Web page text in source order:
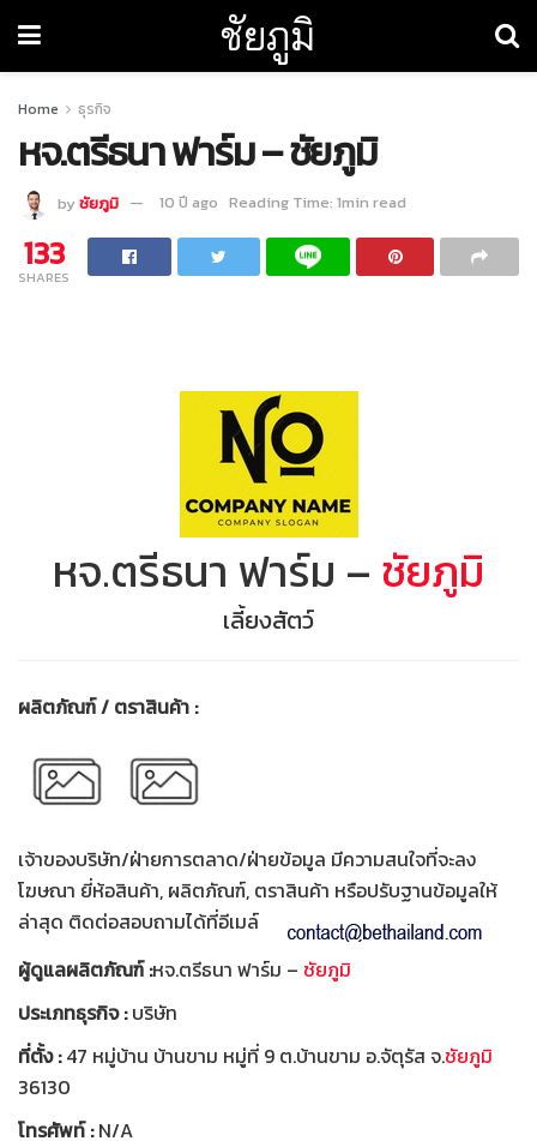
ชัยภูมิ
Home ธุรกิจ
หจ.ตรีธนา ฟาร์ม – ชัยภูมิ
by ชัยภูมิ 10 ปี ago Reading Time: 1min read
133
SHARES
หจ.ตรีธนา ฟาร์ม – ชัยภูมิ
เลี้ยงสัตว์
ผลิตภัณฑ์ / ตราสินค้า :
เจ้าของบริษัท/ฝ่ายการตลาด/ฝ่ายข้อมูล มีความสนใจที่จะลง
โฆษณา ยี่ห้อสินค้า, ผลิตภัณฑ์, ตราสินค้า หรือปรับฐานข้อมูลให้
ล่าสุด ติดต่อสอบถามได้ที่อีเมล์
ผู้ดูแลผลิตภัณฑ์ :หจ.ตรีธนา ฟาร์ม – ชัยภูมิ
ประเภทธุรกิจ :บริษัท
ที่ตั้ง :47 หมู่บ้าน บ้านขาม หมู่ที่ 9 ต.บ้านขาม อ.จัตุรัส จ.ชัยภูมิ
36130
โทรศัพท์ :N/A